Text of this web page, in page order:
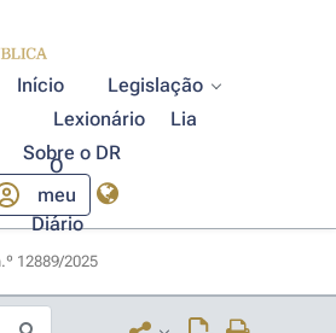
Início
Legislação
Lexionário
Lia
Sobre o DR
O
meu
Diário
12889/2025